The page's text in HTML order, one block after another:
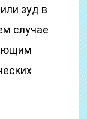
зуд в
случае